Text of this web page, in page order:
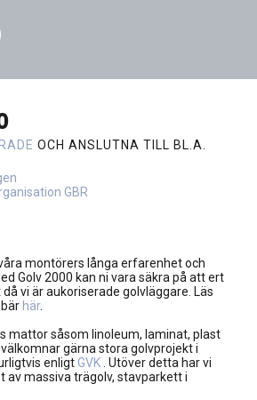
OCH ANSLUTNA TILL BL.A.
GBR
montörers långa erfarenhet och
Golv 2000 kan ni vara säkra på att ert
vi är aukoriserade golvläggare. Läs
här.
mattor såsom linoleum, laminat, plast
gärna stora golvprojekt i
enligtGVK. Utöver detta har vi
av massiva trägolv, stavparkett i